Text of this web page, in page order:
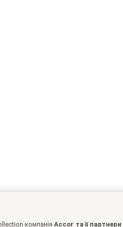
компаніяAccor та її партнери